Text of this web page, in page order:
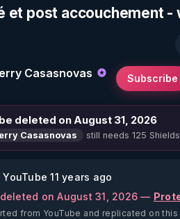
et post accouchement
Casasnovas Subscribe
deleted on August 31, 2026
Casasnovas still needs 125
11 years ago
on August 31, 2026 —
from YouTube and replicated on